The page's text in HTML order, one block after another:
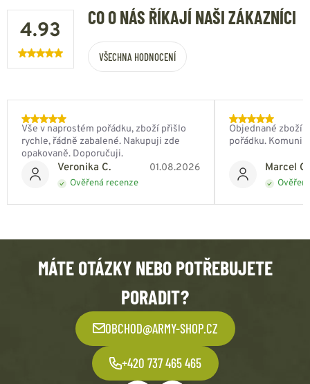
4.93
CO O NÁS ŘÍKAJÍ NAŠI ZÁKAZNÍCI
VŠECHNA HODNOCENÍ
Veronika C. 01.08.2026
Ověřená recenze
Vše v naprostém pořádku, zboží přišlo
rychle, řádně zabalené. Nakupuji zde
opakovaně. Doporučuji.
Marcel
Objednané zboží
pořádku.
MÁTE OTÁZKY NEBO POTŘEBUJETE
PORADIT?
OBCHOD@ARMY-SHOP.CZ
+420 737 465 465